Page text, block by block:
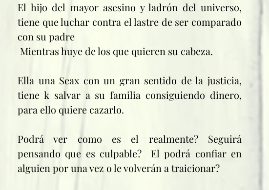
El hijo del mayor asesino y ladrón del universo,
tiene que luchar contra el lastre de ser comparado
con su padre
Mientras huye de los que quieren su cabeza.
Ella una Seax con un gran sentido de la justicia,
tiene k salvar a su familia consiguiendo dinero,
para ello quiere cazarlo.
Podrá ver como es el realmente? Seguirá
pensando que es culpable?  El podrá confiar en
alguien por una vez o le volverán a traicionar?